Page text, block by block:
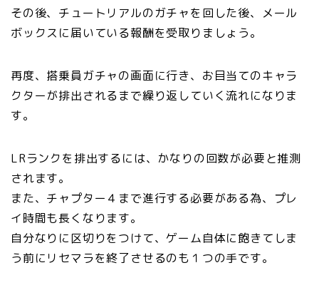
その後、チュートリアルのガチャを回した後、メール
ボックスに届いている報酬を受取りましょう。
再度、搭乗員ガチャの画面に行き、お目当てのキャラ
クターが排出されるまで繰り返していく流れになりま
す。
LRランクを排出するには、かなりの回数が必要と推測
されます。
また、チャプター４まで進行する必要がある為、プレ
イ時間も長くなります。
自分なりに区切りをつけて、ゲーム自体に飽きてしま
う前にリセマラを終了させるのも１つの手です。